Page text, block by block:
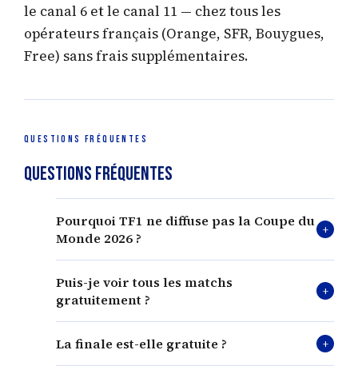
le canal 6 et le canal 11 — chez tous les
opérateurs français (Orange, SFR, Bouygues,
Free) sans frais supplémentaires.
QUESTIONS FRÉQUENTES
Questions fréquentes
Pourquoi TF1 ne diffuse pas la Coupe du
Monde 2026 ?
+
TF1 a jugé le prix de réserve fixé par la FIFA
trop élevé face à l'offensive du groupe M6, qui
souhaitait faire du Mondial le pilier de sa
plateforme M6+. C'est la première fois depuis
1978 que TF1 est absent d'une Coupe du
Puis-je voir tous les matchs
gratuitement ?
+
Non. M6 diffuse 54 matchs en clair, dont tous
La finale est-elle gratuite ? +